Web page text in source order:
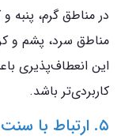
در مناطق گرم،
مناطق سرد، پشم و
این انعطاف‌پذیری
کاربردی‌تر باشد.
۵. ارتباط با سنت و فرهنگ اصیل